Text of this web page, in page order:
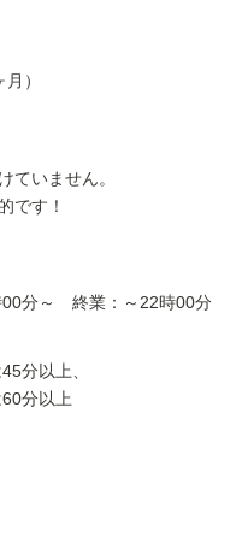
）
ていません。
です！
分～ 終業：～22時00分
分以上、
分以上